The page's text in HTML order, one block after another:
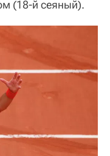
(18-й сеяный).